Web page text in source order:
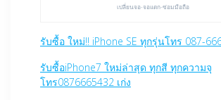
เปลี่ยนจอ-จอแตก-ซ่อมมือถือ
รับซื้อ ใหม่!! iPhone SE ทุกรุ่นโทร 087-
รับซื้อiPhone7 ใหม่ล่าสุด ทุกสี ทุกความจุ
โทร0876665432 เก่ง